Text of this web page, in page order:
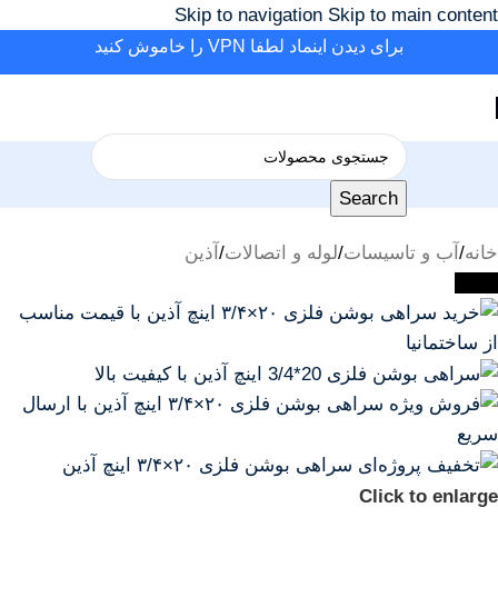
Skip to navigation Skip to main content
برای دیدن اینماد لطفا VPN را خاموش کنید
Search
خانه/ آب و تاسیسات/لوله و اتصالات/ آذین
Click to enlarge